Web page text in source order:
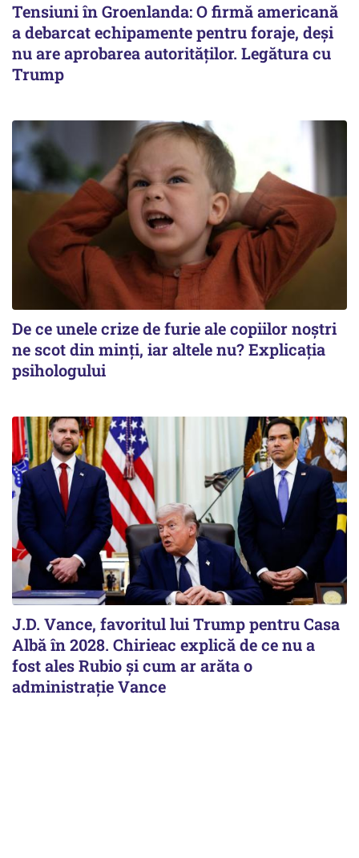
Tensiuni în Groenlanda: O firmă americană
a debarcat echipamente pentru foraje, deși
nu are aprobarea autorităților. Legătura cu
Trump
De ce unele crize de furie ale copiilor noștri
ne scot din minți, iar altele nu? Explicația
psihologului
J.D. Vance, favoritul lui Trump pentru Casa
Albă în 2028. Chirieac explică de ce nu a
fost ales Rubio și cum ar arăta o
administrație Vance